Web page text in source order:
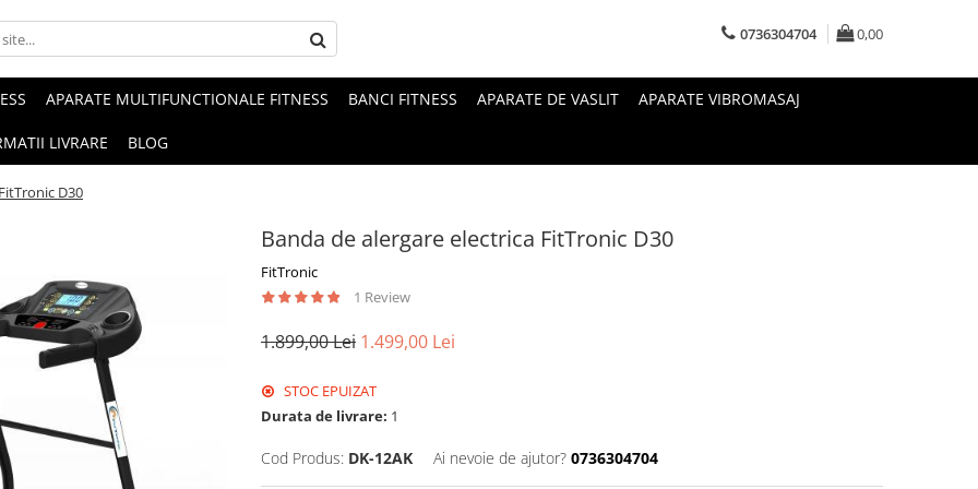
0736304704 0,00
APARATE MULTIFUNCTIONALE FITNESS BANCI FITNESS APARATE DE VASLIT APARATE VIBROMASAJ
LIVRARE BLOG
D30
Banda de alergare electrica FitTronic D30
FitTronic
1 Review
1.899,00 Lei 1.499,00 Lei
STOC EPUIZAT
Durata de livrare: 1
Cod Produs: DK-12AK Ai nevoie de ajutor? 0736304704